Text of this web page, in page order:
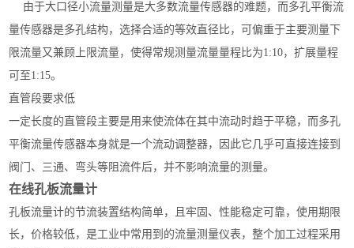
由于大口径小流量测量是大多数流量传感器的难题，而多孔平衡流
量传感器是多孔结构，选择合适的等效直径比，可偏重于主要测量下
限流量又兼顾上限流量，使得常规测量流量量程比为1:10，扩展量程
可至1:15。
直管段要求低
一定长度的直管段主要是用来使流体在其中流动时趋于平稳，而多孔
平衡流量传感器本身就是一个流动调整器，因此它几乎可直接连接到
阀门、三通、弯头等阻流件后，并不影响流量的测量。
在线孔板流量计
孔板流量计的节流装置结构简单，且牢固、性能稳定可靠，使用期限
长，价格较低，是工业中常用到的流量测量仪表，整个加工过程采用